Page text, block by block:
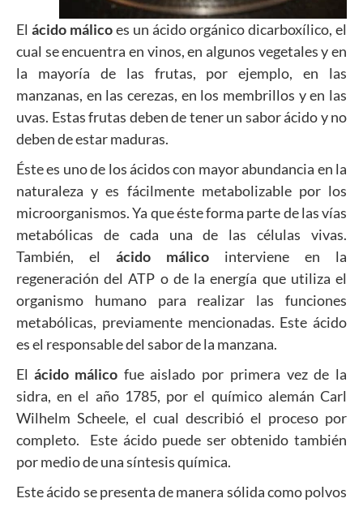
El ácido málicoes un ácido orgánico dicarboxílico, el
cual se encuentra en vinos, en algunos vegetales y en
la mayoría de las frutas, por ejemplo, en las
manzanas, en las cerezas, en los membrillos y en las
uvas. Estas frutas deben de tener un sabor ácido y no
deben de estar maduras.
Éste es uno de los ácidos con mayor abundancia en la
naturaleza y es fácilmente metabolizable por los
microorganismos. Ya que éste forma parte de las vías
metabólicas de cada una de las células vivas.
También, el ácido málico interviene en la
regeneración del ATP o de la energía que utiliza el
organismo humano para realizar las funciones
metabólicas, previamente mencionadas. Este ácido
es el responsable del sabor de la manzana.
El ácido málico fue aislado por primera vez de la
sidra, en el año 1785, por el químico alemán Carl
Wilhelm Scheele, el cual describió el proceso por
completo. Este ácido puede ser obtenido también
por medio de una síntesis química.
Este ácido se presenta de manera sólida como polvos